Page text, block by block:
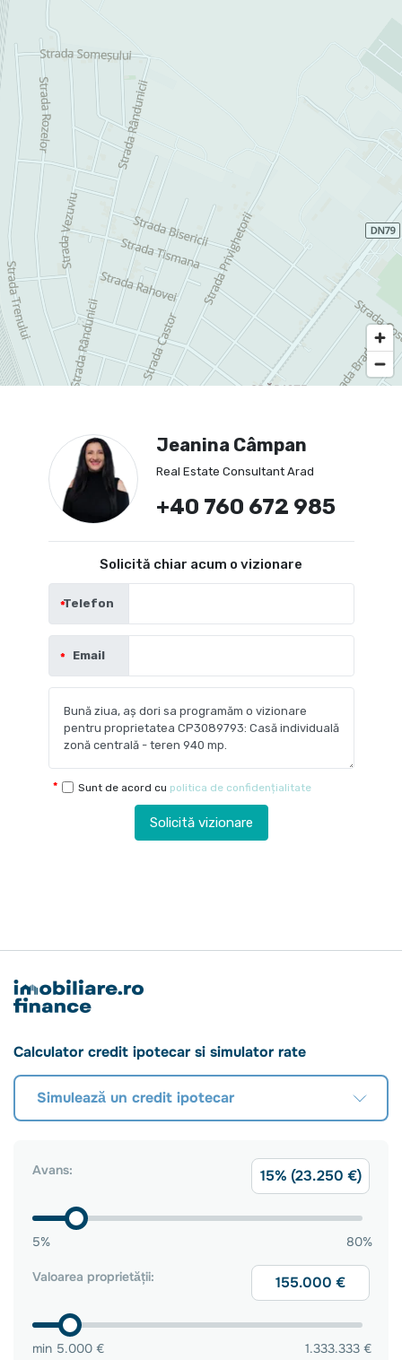
Jeanina Câmpan
Real Estate Consultant Arad
+40 760 672 985
Solicită chiar acum o vizionare
Telefon
Email
Sunt de acord cu politica de confidențialitate
Solicită vizionare